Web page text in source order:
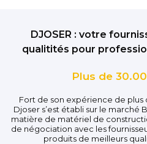
DJOSER : votre
qualitités pour
Plus de
Fort de son expérience de plus
Djoser s’est établi sur le marché
matière de matériel de
de négociation avec les
produits de meilleurs